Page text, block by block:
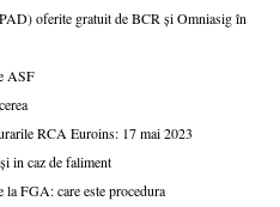
oferite gratuit de BCR și Omniasig în
ASF
RCA Euroins: 17 mai 2023
in caz de faliment
la FGA: care este procedura